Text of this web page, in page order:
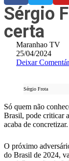
Sérgio
certa
Maranhao TV
25/04/2024
Deixar
Sérgio Frota
Só quem não
Brasil, pode criticar
acaba de concretizar.
O próximo
do Brasil de 2024,